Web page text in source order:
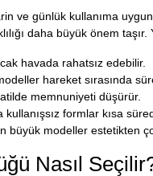
ve günlük kullanıma
daha büyük önem
havada rahatsız edebilir.
hareket sırasında
memnuniyeti düşürür.
kullanışsız formlar kısa
büyük modeller estetikten
Nasıl